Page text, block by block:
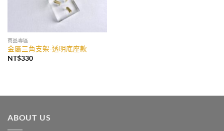
商品專區
金屬三角支架-透明底座款
NT$330
ABOUT US